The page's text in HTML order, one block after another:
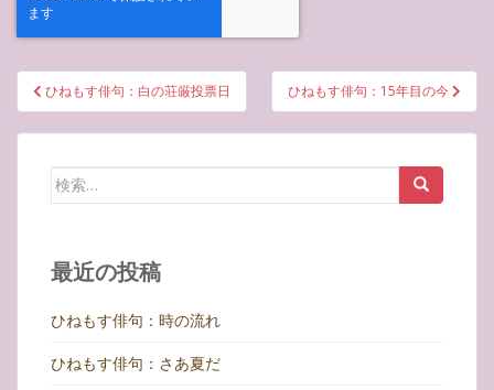
投
稿
ナ
ひねもす俳句：白の荘厳投票日 ひねもす俳句：15年目の今
検
最近の投稿
ひねもす俳句：時の流れ
ひねもす俳句：さあ夏だ